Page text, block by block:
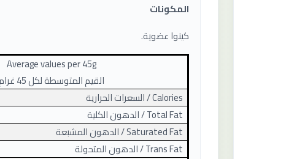
المكونات
كينوا عضوية.
Average values ​​per45g
القيم المتوسطة لكل 45 غرام
Calories / السعرات الحرارية
Total Fat / الدهون الكلية
Saturated Fat / الدهون المشبعة
Trans Fat / الدهون المتحولة